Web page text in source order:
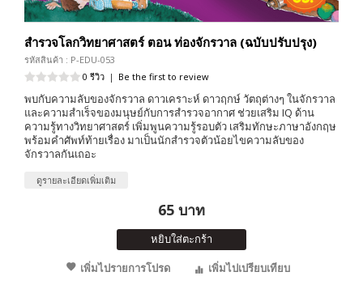
สำรวจโลกวิทยาศาสตร์ ตอน ท่องจักรวาล (ฉบับปรับปรุง)
รหัสสินค้า : P-EDU-053
0 รีวิว | Be the first to review
พบกับความลับของจักรวาล ดาวเคราะห์ ดาวฤกษ์ วัตถุต่างๆ ในจักรวาล
และความสำเร็จของมนุษย์กับการสำรวจอากาศ ช่วยเสริม IQ ด้าน
ความรู้ทางวิทยาศาสตร์ เพิ่มพูนความรู้รอบตัว เสริมทักษะภาษาอังกฤษ
พร้อมคำศัพท์ท้ายเรื่อง มาเป็นนักสำรวจตัวน้อยไขความลับของ
จักรวาลกันเถอะ
ดูรายละเอียดเพิ่มเติม
65 บาท
หยิบใส่ตะกร้า
เพิ่มไปรายการโปรด
เพิ่มไปเปรียบเทียบ